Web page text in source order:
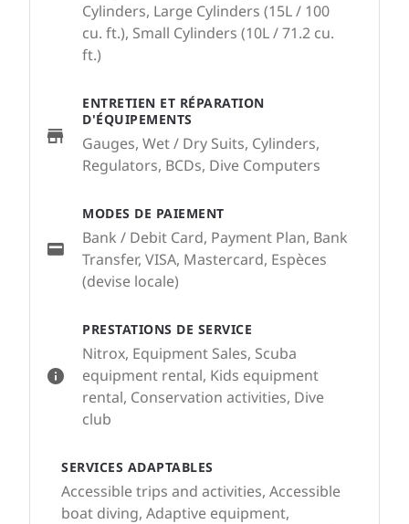
PRESTATIONS DE SERVICE
Nitrox, Equipment Sales, Scuba
equipment rental, Kids equipment
rental, Conservation activities, Dive
club
SERVICES ADAPTABLES
Accessible trips and activities, Accessible
boat diving, Adaptive equipment,
Cylinders, Large Cylinders (15L / 100
cu. ft.), Small Cylinders (10L / 71.2 cu.
ft.)
ENTRETIEN ET RÉPARATION
D'ÉQUIPEMENTS
Gauges, Wet / Dry Suits, Cylinders,
Regulators, BCDs, Dive Computers
MODES DE PAIEMENT
Bank / Debit Card, Payment Plan, Bank
Transfer, VISA, Mastercard, Espèces
(devise locale)